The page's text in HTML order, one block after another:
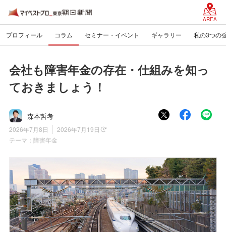
AREA
プロフィール コラム セミナー・イベント ギャラリー 私の3つの
会社も障害年金の存在・仕組みを知っ
ておきましょう！
森本哲考
2026年7月8日
2026年7月19日
テーマ： 障害年金